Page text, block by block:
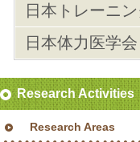
日本トレーニ
日本体力医学会
Research Activities
Research Areas